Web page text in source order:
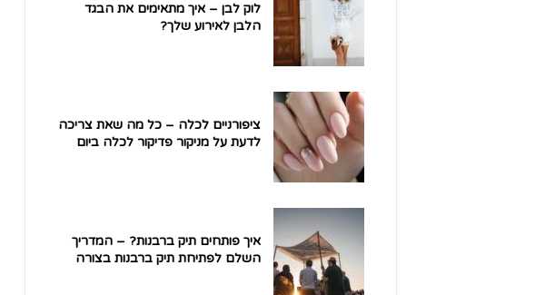
לוק לבן – איך מתאימים את הבגד
הלבן לאירוע שלך?
ציפורניים לכלה – כל מה שאת צריכה
לדעת על מניקור פדיקור לכלה ביום
איך פותחים תיק ברבנות? – המדריך
השלם לפתיחת תיק ברבנות בצורה